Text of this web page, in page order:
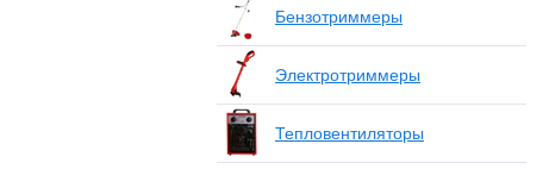
Бензотриммеры
Электротриммеры
Тепловентиляторы